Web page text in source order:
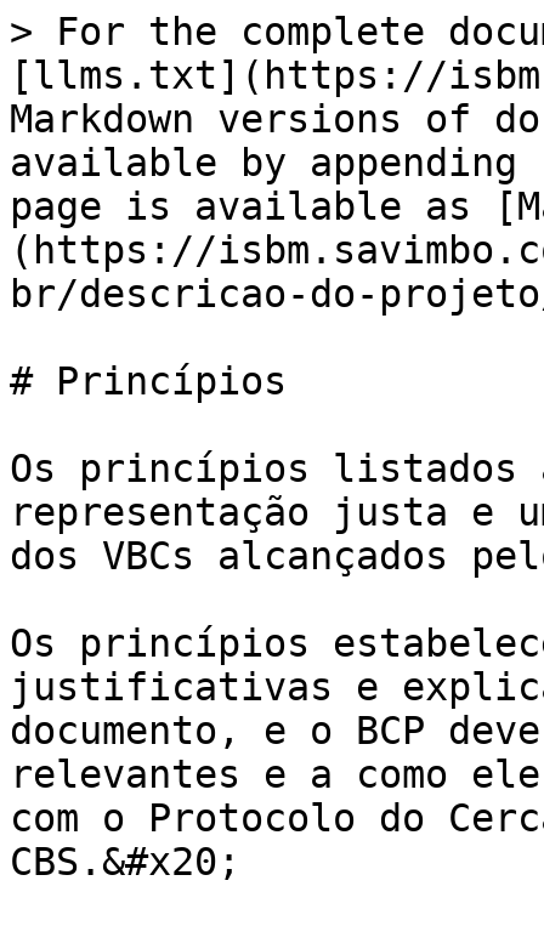
> For the complete
[llms.txt](https://
Markdown versions of
available by
page is available as
(https://
br/descricao-do-
# Princípios
Os princípios listados
representação justa e
dos VBCs alcançados
Os princípios
justificativas e
documento, e o BCP
relevantes e a como
com o Protocolo do
CBS.&#x20;